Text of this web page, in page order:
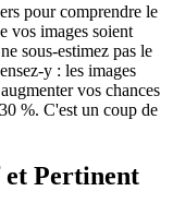
pour comprendre le
vos images soient
sous-estimez pas le
y : les images
vos chances
%. C'est un coup de
et Pertinent